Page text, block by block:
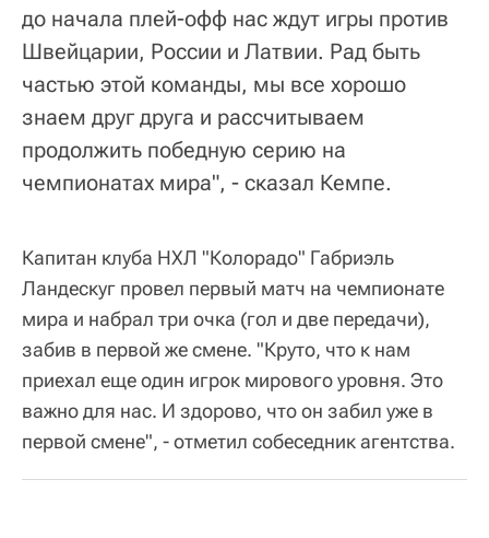
до начала плей-офф нас ждут игры против
Швейцарии, России и Латвии. Рад быть
частью этой команды, мы все хорошо
знаем друг друга и рассчитываем
продолжить победную серию на
чемпионатах мира", - сказал Кемпе.
Капитан клуба НХЛ "Колорадо" Габриэль
Ландескуг провел первый матч на чемпионате
мира и набрал три очка (гол и две передачи),
забив в первой же смене. "Круто, что к нам
приехал еще один игрок мирового уровня. Это
важно для нас. И здорово, что он забил уже в
первой смене", - отметил собеседник агентства.